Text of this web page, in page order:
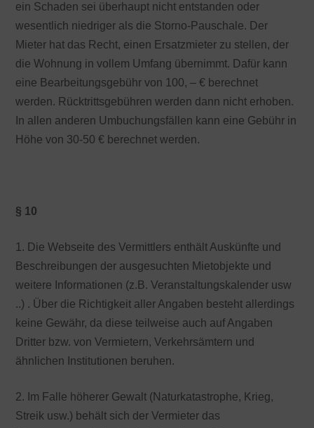
ein Schaden sei überhaupt nicht entstanden oder
wesentlich niedriger als die Storno-Pauschale. Der
Mieter hat das Recht, einen Ersatzmieter zu stellen, der
die Wohnung in vollem Umfang übernimmt. Dafür kann
eine Bearbeitungsgebühr von 100, – € berechnet
werden. Rücktrittsgebühren werden dann nicht erhoben.
In allen anderen Umbuchungsfällen kann eine Gebühr in
Höhe von 30-50 € berechnet werden.
§ 10
1. Die Webseite des Vermittlers enthält Auskünfte und
Beschreibungen der ausgesuchten Mietobjekte und
weitere Informationen (z.B. Veranstaltungskalender usw
..) . Über die Richtigkeit aller Angaben besteht allerdings
keine Gewähr, da diese teilweise auch auf Angaben
Dritter bzw. von Vermietern, Verkehrsämtern und
ähnlichen Institutionen beruhen.
2. Im Falle höherer Gewalt (Naturkatastrophe, Krieg,
Streik usw.) behält sich der Vermieter das